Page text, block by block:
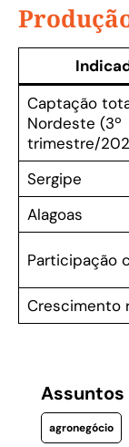
Captação
Nordeste (3º
trimestre/
Sergipe
Alagoas
Participação
Crescimento
Assuntos
agronegócio